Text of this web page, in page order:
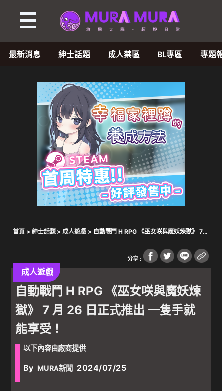
最新消息 紳士話題 成人禁區 BL專區 專題
首頁 > 紳士話題> 成人遊戲> 自動戰鬥 H RPG 《巫女咲與魔妖煉獄》 7
分享 :
成人遊戲
自動戰鬥 H RPG 《巫女咲與魔妖煉
獄》 7 月 26 日正式推出 一隻手就
能享受！
以下內容由廠商提供
By MURA新聞 2024/07/25